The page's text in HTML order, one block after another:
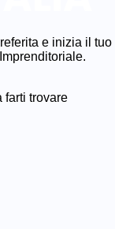
e inizia il tuo
farti trovare